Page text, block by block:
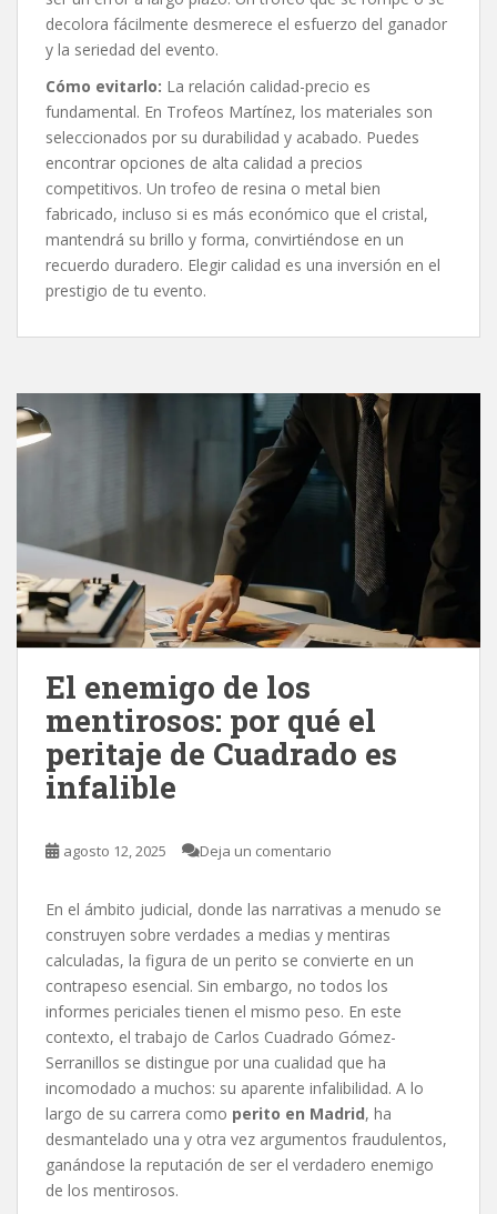
decolora fácilmente desmerece el esfuerzo del ganador
y la seriedad del evento.
Cómo evitarlo: La relación calidad-precio es
fundamental. En Trofeos Martínez, los materiales son
seleccionados por su durabilidad y acabado. Puedes
encontrar opciones de alta calidad a precios
competitivos. Un trofeo de resina o metal bien
fabricado, incluso si es más económico que el cristal,
mantendrá su brillo y forma, convirtiéndose en un
recuerdo duradero. Elegir calidad es una inversión en el
prestigio de tu evento.
El enemigo de los
mentirosos: por qué el
peritaje de Cuadrado es
infalible
agosto 12, 2025 Deja un comentario
En el ámbito judicial, donde las narrativas a menudo se
construyen sobre verdades a medias y mentiras
calculadas, la figura de un perito se convierte en un
contrapeso esencial. Sin embargo, no todos los
informes periciales tienen el mismo peso. En este
contexto, el trabajo de Carlos Cuadrado Gómez-
Serranillos se distingue por una cualidad que ha
incomodado a muchos: su aparente infalibilidad. A lo
largo de su carrera como perito en Madrid, ha
desmantelado una y otra vez argumentos fraudulentos,
ganándose la reputación de ser el verdadero enemigo
de los mentirosos.